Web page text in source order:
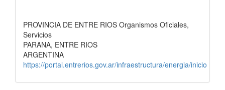
PROVINCIA DE ENTRE RIOS Organismos Oficiales,
Servicios
PARANA, ENTRE RIOS
ARGENTINA
https://portal.entrerios.gov.ar/infraestructura/energia/inicio